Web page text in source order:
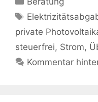
Schlagwörter
private
steuerfrei, Strom,
Kommentar